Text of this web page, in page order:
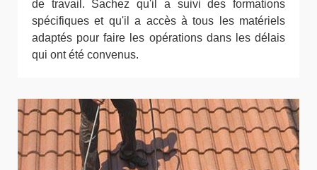
de travail. Sachez qu'il a suivi des formations
spécifiques et qu'il a accès à tous les matériels
adaptés pour faire les opérations dans les délais
qui ont été convenus.